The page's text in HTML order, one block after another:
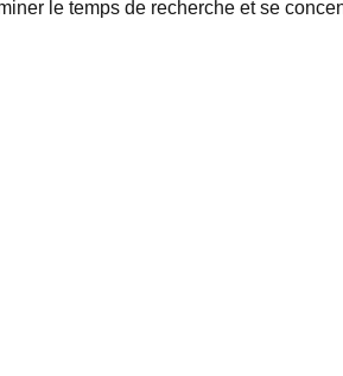
le temps de recherche et se